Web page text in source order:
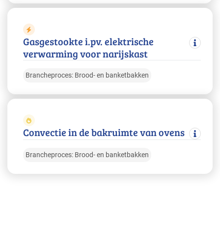
Gasgestookte i.pv. elektrische
verwarming voor narijskast
Brancheproces: Brood- en banketbakken
Convectie in de bakruimte van ovens
Brancheproces: Brood- en banketbakken